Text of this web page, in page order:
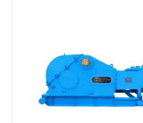
제품 소개
회사 소개